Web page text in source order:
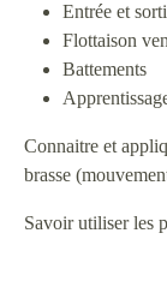
Entrée et
Flottaison
Battements
Connaitre et
brasse
Savoir utiliser les